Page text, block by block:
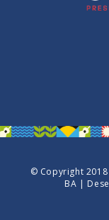
© Copyright
BA |